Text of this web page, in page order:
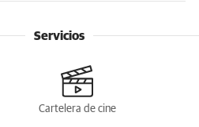
Servicios
Cartelera de cine